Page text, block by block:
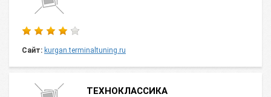
Сайт: kurgan.terminaltuning.ru
ТЕХНОКЛАССИКА